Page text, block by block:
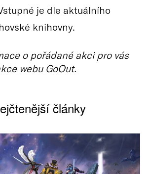
je dle aktuálního
knihovny.
o pořádané akci pro vás
webu GoOut.
články